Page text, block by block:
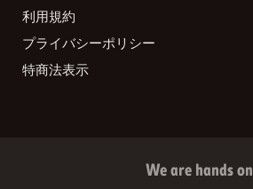
利用規約
プライバシーポリシー
特商法表示
We are hands on